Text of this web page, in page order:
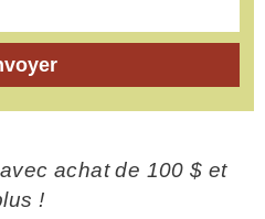
avec achat de 100 $ et
!